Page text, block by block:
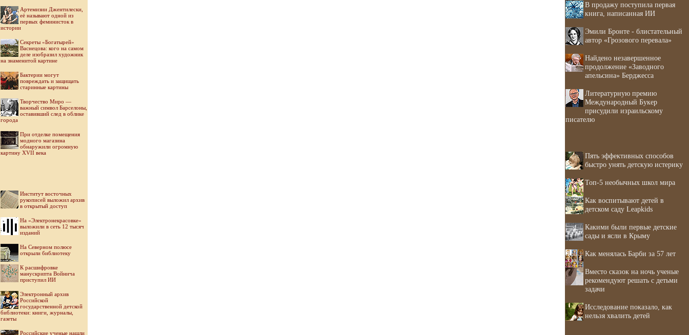
Артемизии Джентилески,
её называют одной из
первых феминисток в
истории
Секреты «Богатырей»
Васнецова: кого на самом
деле изобразил художник
на знаменитой картине
Бактерии могут
повреждать и защищать
старинные картины
Творчество Миро —
важный символ Барселоны,
оставивший след в облике
города
При отделке помещения
модного магазина
обнаружили огромную
картину XVII века
Институт восточных
рукописей выложил архив
в открытый доступ
На «Электронекрасовке»
выложили в сеть 12 тысяч
изданий
На Северном полюсе
открыли библиотеку
К расшифровке
манускрипта Войнича
приступил ИИ
Электронный архив
Российской
государственной детской
библиотеки: книги, журналы,
газеты
Российские ученые нашли
В продажу поступила первая
книга, написанная ИИ
Эмили Бронте - блистательный
автор «Грозового перевала»
Найдено незавершенное
продолжение «Заводного
апельсина» Берджесса
Литературную премию
Международный Букер
присудили израильскому
писателю
Пять эффективных способов
быстро унять детскую истерику
Топ-5 необычных школ мира
Как воспитывают детей в
детском саду Leapkids
Какими были первые детские
сады и ясли в Крыму
Как менялась Барби за 57 лет
Вместо сказок на ночь ученые
рекомендуют решать с детьми
задачи
Исследование показало, как
нельзя хвалить детей